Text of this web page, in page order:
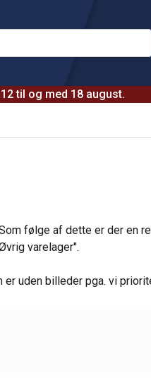
til og med 18 august.
følge af dette er der en
varelager".
uden billeder pga. vi